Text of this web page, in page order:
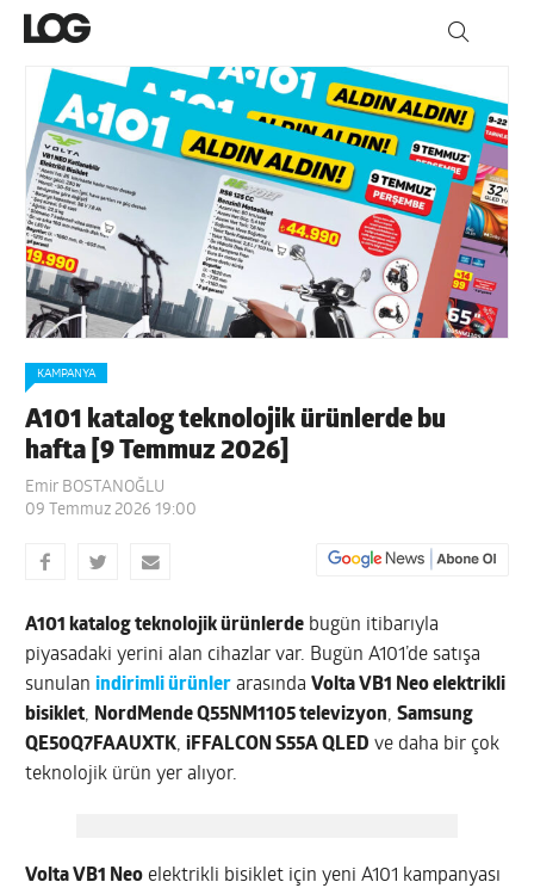
KAMPANYA
A101 katalog teknolojik ürünlerde bu
hafta [9 Temmuz 2026]
Emir BOSTANOĞLU
09 Temmuz 2026 19:00
A101 katalog teknolojik ürünlerde bugün itibarıyla
piyasadaki yerini alan cihazlar var. Bugün A101’de satışa
sunulanindirimli ürünler arasındaVolta VB1 Neo elektrikli
bisiklet, NordMende Q55NM1105 televizyon,Samsung
QE50Q7FAAUXTK,iFFALCON S55A QLED ve daha bir çok
teknolojik ürün yer alıyor.
Volta VB1 Neo elektrikli bisiklet için yeni A101 kampanyası